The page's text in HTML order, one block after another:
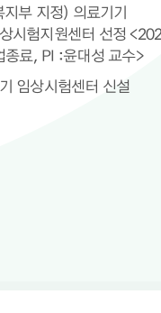
지부 지정) 의료기기
시험지원센터 선정
종료, PI :윤대성 교수>
임상시험센터 신설